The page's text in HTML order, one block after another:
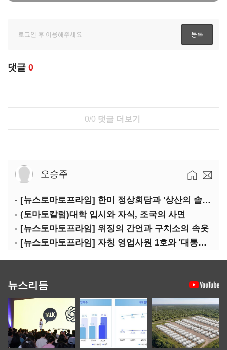
댓글 0
0/0 댓글 더보기
오승주
[뉴스토마토프라임] 한미 정상회담과 '상산의 솔연'
(토마토칼럼)대학 입시와 자식, 조국의 사면
[뉴스토마토프라임] 위징의 간언과 구치소의 속옷
[뉴스토마토프라임] 자칭 영업사원 1호와 '대통령 집무실 사우나'
뉴스리듬